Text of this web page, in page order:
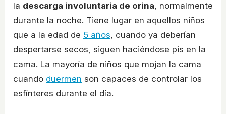
la descarga involuntaria de orina, normalmente
durante la noche. Tiene lugar en aquellos niños
que a la edad de 5 años, cuando ya deberían
despertarse secos, siguen haciéndose pis en la
cama. La mayoría de niños que mojan la cama
cuando duermen son capaces de controlar los
esfínteres durante el día.